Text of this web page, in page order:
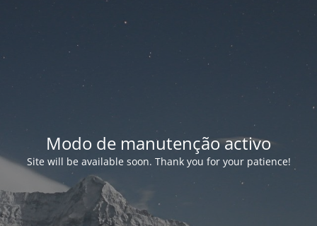
Modo de manutenção activo
Site will be available soon. Thank you for your patience!